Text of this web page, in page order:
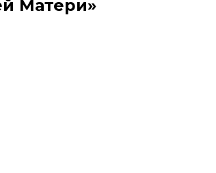
Матери»